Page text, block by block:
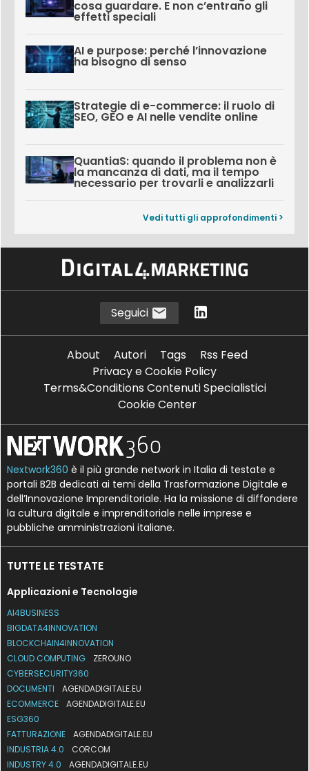
cosa guardare. E non c’entrano gli
effetti speciali
AI e purpose: perché l’innovazione
ha bisogno di senso
Strategie di e-commerce: il ruolo di
SEO, GEO e AI nelle vendite online
QuantiaS: quando il problema non è
la mancanza di dati, ma il tempo
necessario per trovarli e analizzarli
Vedi tutti gli approfondimenti >
Seguici
About Autori Tags
Rss Feed
Privacy e Cookie Policy
Terms&Conditions Contenuti Specialistici
Cookie Center
Nextwork360 è il più grande network in Italia di testate e
portali B2B dedicati ai temi della Trasformazione Digitale e
dell’Innovazione Imprenditoriale. Ha la missione di diffondere
la cultura digitale e imprenditoriale nelle imprese e
pubbliche amministrazioni italiane.
TUTTE LE TESTATE
Applicazioni e Tecnologie
AI4BUSINESS
BIGDATA4INNOVATION
BLOCKCHAIN4INNOVATION
CLOUD COMPUTING
ZEROUNO
CYBERSECURITY360
DOCUMENTI
AGENDADIGITALE.EU
ECOMMERCE
AGENDADIGITALE.EU
ESG360
FATTURAZIONE
AGENDADIGITALE.EU
INDUSTRIA 4.0
CORCOM
INDUSTRY 4.0
AGENDADIGITALE.EU